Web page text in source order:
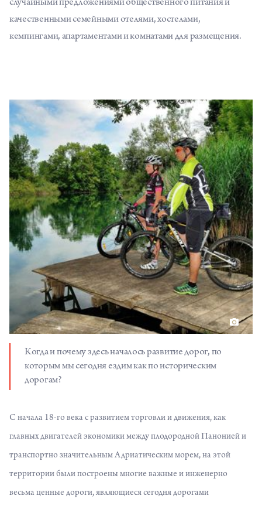
случайными предложениями общественного питания и
качественными семейными отелями, хостелами,
кемпингами, апартаментами и комнатами для размещения.
Когда и почему здесь началось развитие дорог, по
которым мы сегодня ездим как по историческим
дорогам?
С начала 18-го века с развитием торговли и движения, как
главных двигателей экономики между плодородной Панонией и
транспортно значительным Адриатическим морем, на этой
территории были построены многие важные и инженерно
весьма ценные дороги, являющиеся сегодня дорогами